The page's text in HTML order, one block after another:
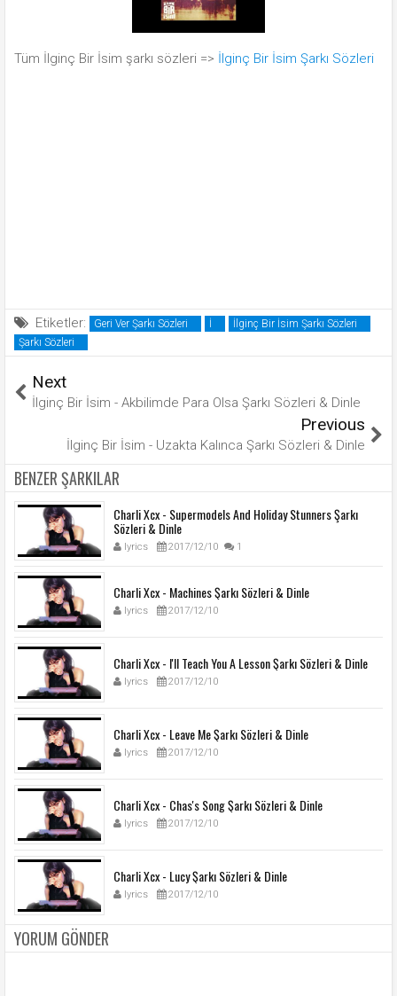
Tüm İlginç Bir İsim şarkı sözleri => İlginç Bir İsim Şarkı Sözleri
Etiketler: Geri Ver Şarkı Sözleri İ
İlginç Bir İsim Şarkı Sözleri
Şarkı Sözleri
Next
İlginç Bir İsim - Akbilimde Para Olsa Şarkı Sözleri & Dinle
Previous
İlginç Bir İsim - Uzakta Kalınca Şarkı Sözleri & Dinle
BENZER ŞARKILAR
Charli Xcx - Supermodels And Holiday Stunners Şarkı
Sözleri & Dinle
lyrics 2017/12/10 1
Charli Xcx - Machines Şarkı Sözleri & Dinle
lyrics 2017/12/10
Charli Xcx - I'll Teach You A Lesson Şarkı Sözleri & Dinle
lyrics 2017/12/10
Charli Xcx - Leave Me Şarkı Sözleri & Dinle
lyrics 2017/12/10
Charli Xcx - Chas's Song Şarkı Sözleri & Dinle
lyrics 2017/12/10
Charli Xcx - Lucy Şarkı Sözleri & Dinle
lyrics 2017/12/10
YORUM GÖNDER